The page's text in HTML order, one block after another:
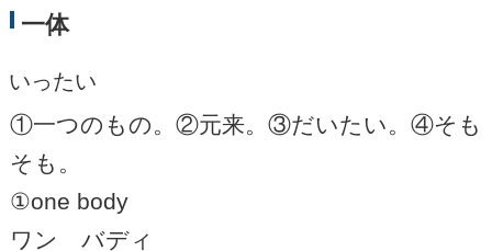
一体
いったい
①一つのもの。②元来。③だいたい。④そも
そも。
①one body
ワン バディ